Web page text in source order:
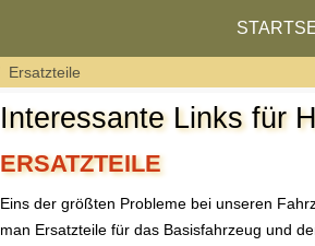
Ersatzteile
Interessante Links für
ERSATZTEILE
Eins der größten Probleme bei unseren
man Ersatzteile für das Basisfahrzeug und